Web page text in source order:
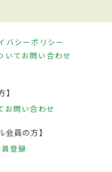
バシーポリシー
いてお問い合わせ
】
お問い合わせ
会員の方】
登録